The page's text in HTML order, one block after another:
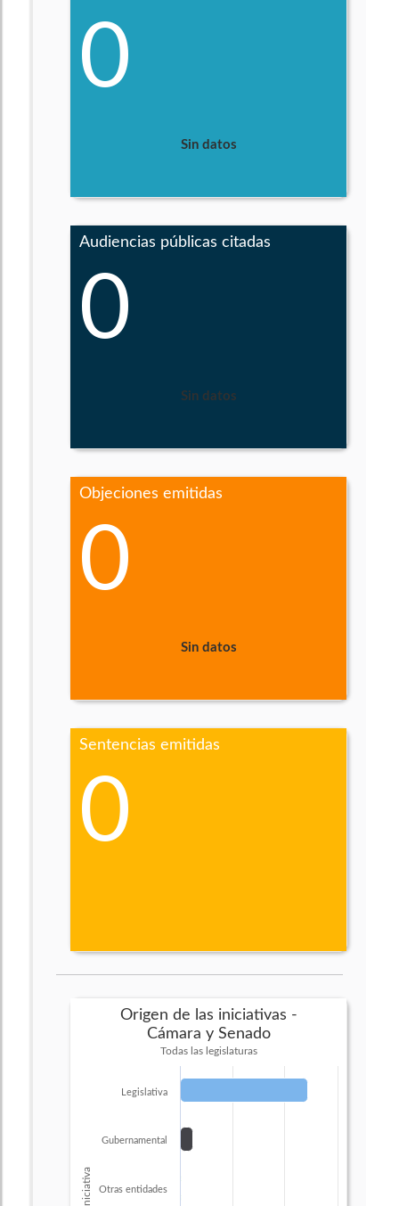
Sin datos
0
Sin datos
Audiencias públicas citadas
0
Sin datos
Objeciones emitidas
0
Sentencias emitidas
0
Iniciativa
Origen de las iniciativas -
Cámara y Senado
Todas las legislaturas
Legislativa
Gubernamental
Otras entidades